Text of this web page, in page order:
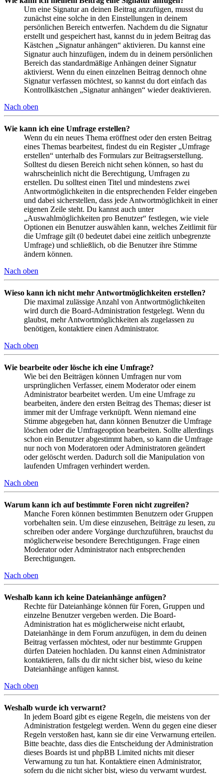
Um eine Signatur an deinen Beitrag anzufügen, musst du
zunächst eine solche in den Einstellungen in deinem
persönlichen Bereich entwerfen. Nachdem du die Signatur
erstellt und gespeichert hast, kannst du in jedem Beitrag das
Kästchen „Signatur anhängen“ aktivieren. Du kannst eine
Signatur auch hinzufügen, indem du in deinem persönlichen
Bereich das standardmäßige Anhängen deiner Signatur
aktivierst. Wenn du einen einzelnen Beitrag dennoch ohne
Signatur verfassen möchtest, so kannst du dort einfach das
Kontrollkästchen „Signatur anhängen“ wieder deaktivieren.
Nach oben
Wie kann ich eine Umfrage erstellen?
Wenn du ein neues Thema eröffnest oder den ersten Beitrag
eines Themas bearbeitest, findest du ein Register „Umfrage
erstellen“ unterhalb des Formulars zur Beitragserstellung.
Solltest du diesen Bereich nicht sehen können, so hast du
wahrscheinlich nicht die Berechtigung, Umfragen zu
erstellen. Du solltest einen Titel und mindestens zwei
Antwortmöglichkeiten in die entsprechenden Felder eingeben
und dabei sicherstellen, dass jede Antwortmöglichkeit in einer
eigenen Zeile steht. Du kannst auch unter
„Auswahlmöglichkeiten pro Benutzer“ festlegen, wie viele
Optionen ein Benutzer auswählen kann, welches Zeitlimit für
die Umfrage gilt (0 bedeutet dabei eine zeitlich unbegrenzte
Umfrage) und schließlich, ob die Benutzer ihre Stimme
ändern können.
Nach oben
Wieso kann ich nicht mehr Antwortmöglichkeiten erstellen?
Die maximal zulässige Anzahl von Antwortmöglichkeiten
wird durch die Board-Administration festgelegt. Wenn du
glaubst, mehr Antwortmöglichkeiten als zugelassen zu
benötigen, kontaktiere einen Administrator.
Nach oben
Wie bearbeite oder lösche ich eine Umfrage?
Wie bei den Beiträgen können Umfragen nur vom
ursprünglichen Verfasser, einem Moderator oder einem
Administrator bearbeitet werden. Um eine Umfrage zu
bearbeiten, ändere den ersten Beitrag des Themas; dieser ist
immer mit der Umfrage verknüpft. Wenn niemand eine
Stimme abgegeben hat, dann können Benutzer die Umfrage
löschen oder die Umfrageoption bearbeiten. Sollte allerdings
schon ein Benutzer abgestimmt haben, so kann die Umfrage
nur noch von Moderatoren oder Administratoren geändert
oder gelöscht werden. Dadurch soll die Manipulation von
laufenden Umfragen verhindert werden.
Nach oben
Warum kann ich auf bestimmte Foren nicht zugreifen?
Manche Foren können bestimmten Benutzern oder Gruppen
vorbehalten sein. Um diese einzusehen, Beiträge zu lesen, zu
schreiben oder andere Vorgänge durchzuführen, brauchst du
möglicherweise besondere Berechtigungen. Frage einen
Moderator oder Administrator nach entsprechenden
Berechtigungen.
Nach oben
Weshalb kann ich keine Dateianhänge anfügen?
Rechte für Dateianhänge können für Foren, Gruppen und
einzelne Benutzer vergeben werden. Die Board-
Administration hat es möglicherweise nicht erlaubt,
Dateianhänge in dem Forum anzufügen, in dem du deinen
Beitrag verfassen möchtest, oder nur bestimmte Gruppen
dürfen Dateien hochladen. Du kannst einen Administrator
kontaktieren, falls du dir nicht sicher bist, wieso du keine
Dateianhänge anfügen kannst.
Nach oben
Weshalb wurde ich verwarnt?
In jedem Board gibt es eigene Regeln, die meistens von der
Administration festgelegt werden. Wenn du gegen eine dieser
Regeln verstoßen hast, kann sie dir eine Verwarnung erteilen.
Bitte beachte, dass dies die Entscheidung der Administration
dieses Boards ist und phpBB Limited nichts mit dieser
Verwarnung zu tun hat. Kontaktiere einen Administrator,
sofern du die nicht sicher bist, wieso du verwarnt wurdest.